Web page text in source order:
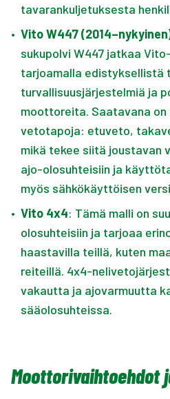
tavarankuljetuksesta
• Vito W447
sukupolvi W447 jatkaa
tarjoamalla edistyksellistä
turvallisuusjärjestelmiä ja
moottoreita. Saatavana on
vetotapoja: etuveto,
mikä tekee siitä joustavan
ajo-olosuhteisiin ja
myös sähkökäyttöisen
• Vito 4x4: Tämä malli on
olosuhteisiin ja tarjoaa
haastavilla teillä, kuten
reiteillä. 4x4-
vakautta ja ajovarmuutta
sääolosuhteissa.
Moottorivaihtoehdot